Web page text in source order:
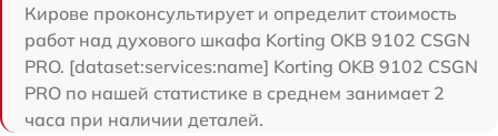
Кирове проконсультирует и определит стоимость
работ над духового шкафа Korting OKB 9102 CSGN
PRO. [dataset:services:name] Korting OKB 9102 CSGN
PRO по нашей статистике в среднем занимает 2
часа при наличии деталей.